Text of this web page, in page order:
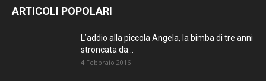
ARTICOLI POPOLARI
L’addio alla piccola Angela, la bimba di tre anni
stroncata da...
4 Febbraio 2016